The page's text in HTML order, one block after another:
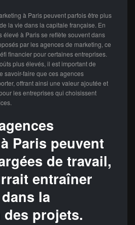
à Paris peuvent parfois être plus
la vie dans la capitale française. En
élevé à Paris se reflète souvent dans
par les agences de marketing, ce
financier pour certaines entreprises.
plus élevés, il est important de
savoir-faire que ces agences
offrant ainsi une valeur ajoutée et
les entreprises qui choisissent
Paris peuvent
de travail,
entraîner
la
projets.